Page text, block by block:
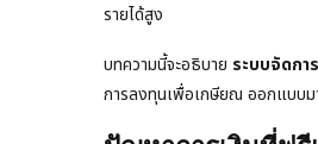
รายได้สูง
บทความนี้จะอธิบาย ระบบจัดกา
การลงทุนเพื่อเกษียณ ออกแบบม